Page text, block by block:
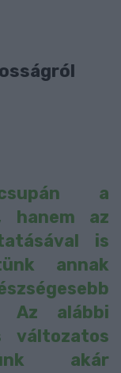
a
hanem az
is
annak
Az alábbi
akár